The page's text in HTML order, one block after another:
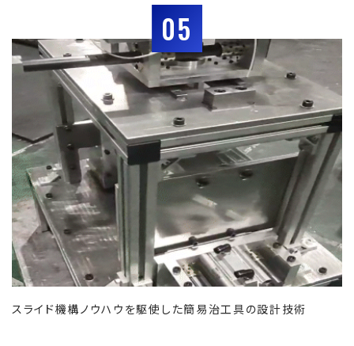
05
スライド機構ノウハウを駆使した簡易治工具の設計技術